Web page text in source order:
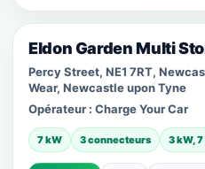
Eldon Garden Multi
Percy Street, NE1 7RT,
Wear, Newcastle upon Tyne
Opérateur : Charge Your Car
7 kW 3 connecteurs 3 kW,